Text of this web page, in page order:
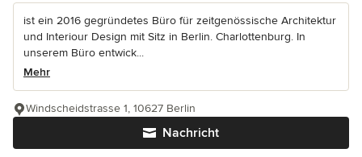
ist ein 2016 gegründetes Büro für zeitgenössische Architektur
und Interiour Design mit Sitz in Berlin. Charlottenburg. In
unserem Büro entwick...
Mehr
Nachricht
Windscheidstrasse 1, 10627 Berlin